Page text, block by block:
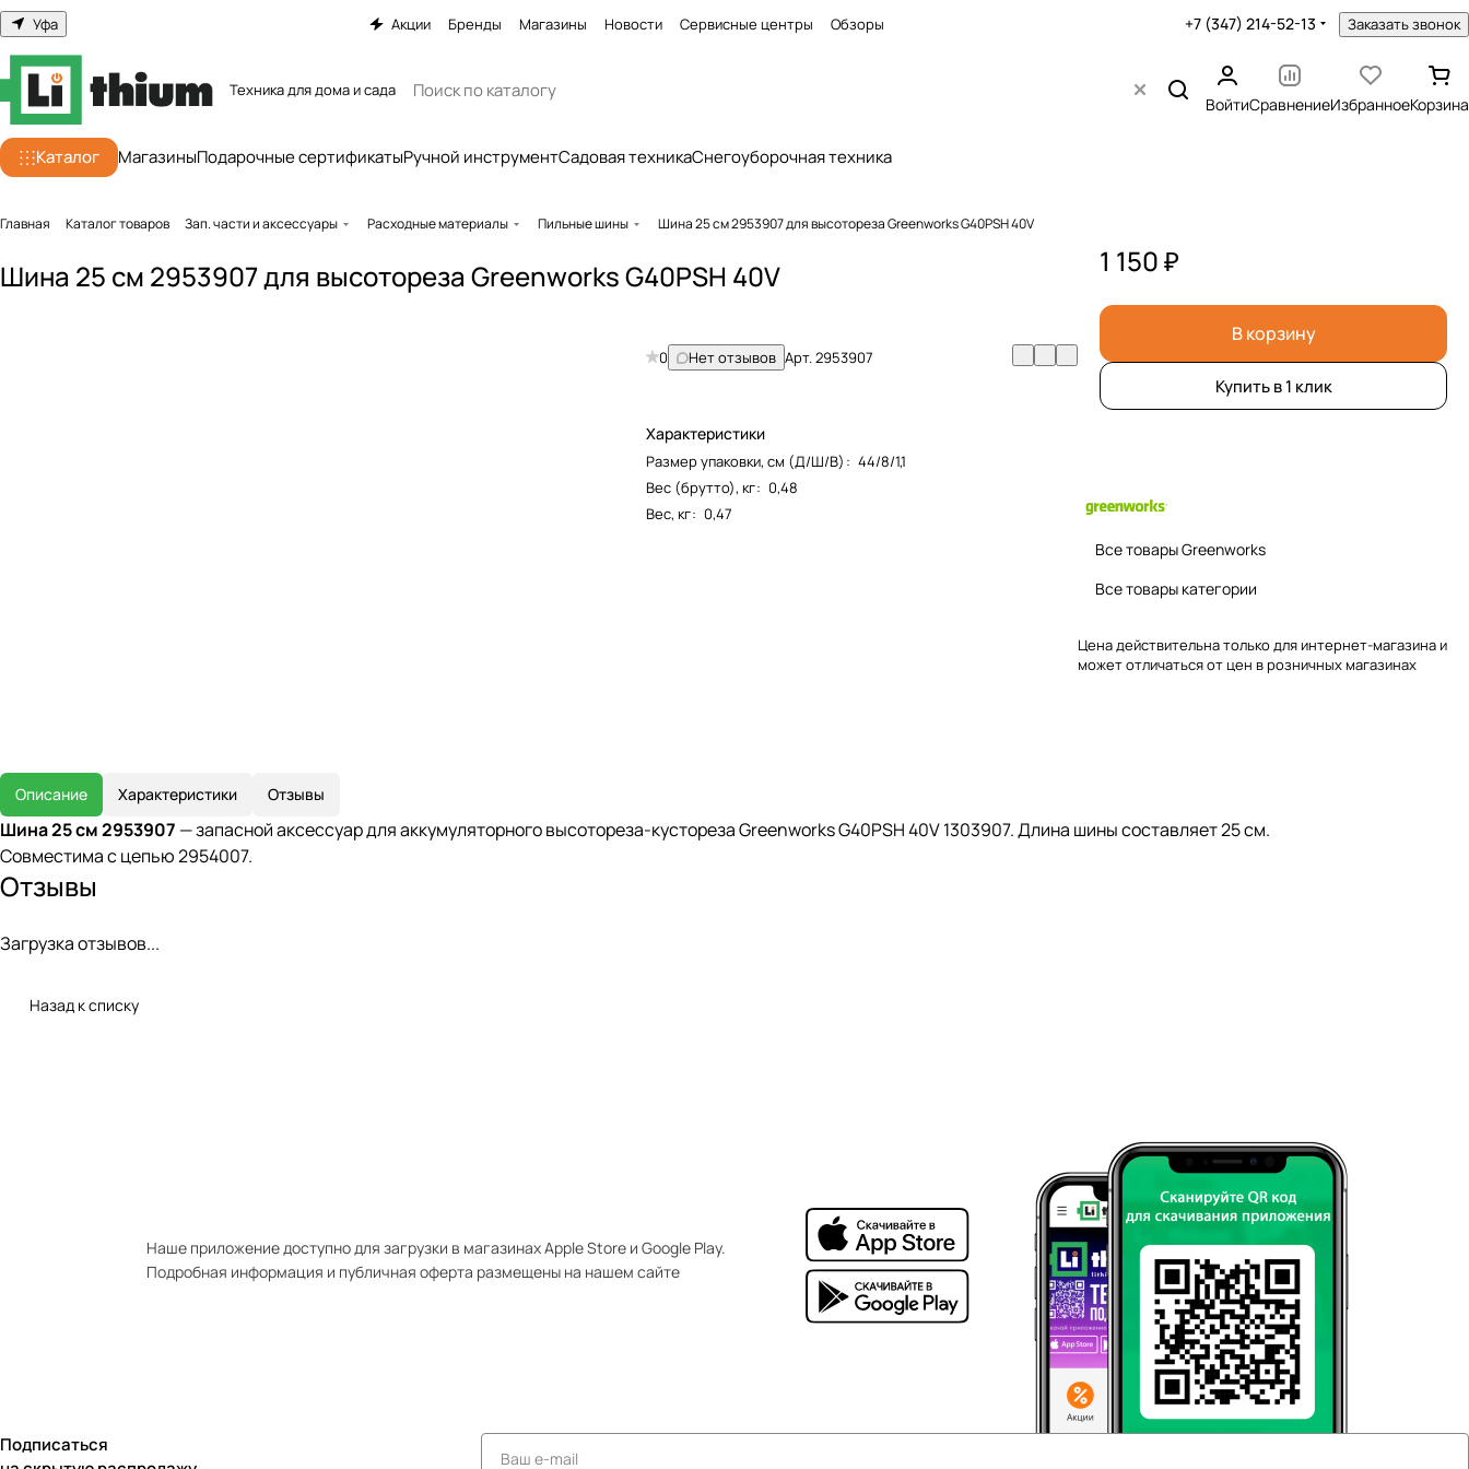
Уфа Акции Бренды Магазины Новости Сервисные центры Обзоры +7 (347) 214-52-13 Заказать звонок
Техника для дома и сада
ВойтиСравнениеИзбранноеКорзина
Каталог МагазиныПодарочные сертификатыРучной инструментСадовая техникаСнегоуборочная техника
Главная Каталог товаров Зап. части и аксессуары Расходные материалы Пильные шины Шина 25 см 2953907 для высотореза Greenworks G40PSH 40V
Шина 25 см 2953907 для высотореза Greenworks G40PSH 40V
0 Нет отзывов Арт.2953907
Характеристики
Размер упаковки, см (Д/Ш/В) : 44/8/1,1
Вес (брутто), кг: 0,48
Вес, кг: 0,47
1 150 ₽
В корзину
Купить в 1 клик
Все товары Greenworks
Все товары категории
Цена действительна только для интернет-магазина и
может отличаться от цен в розничных магазинах
Описание Характеристики Отзывы
Шина 25 см 2953907 — запасной аксессуар для аккумуляторного высотореза-кустореза Greenworks G40PSH 40V 1303907. Длина шины составляет 25 см.
Совместима с цепью 2954007.
Отзывы
Загрузка отзывов...
Назад к списку
Наше приложение доступно для загрузки в магазинах Apple Store и Google Play.
Подробная информация и публичная оферта размещены на нашем сайте
Подписаться